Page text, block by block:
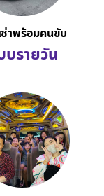
ช่าพร้อมคนขับ
บรายวัน